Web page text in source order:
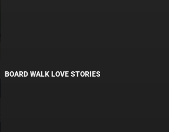
BOARD WALK LOVE STORIES